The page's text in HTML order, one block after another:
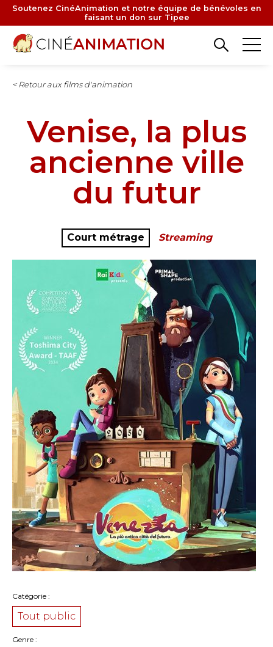
Aller
contenu
principal
Soutenez CinéAnimation et notre équipe de bénévoles en
faisant un don sur Tipee
< Retour aux films d'animation
Venise, la plus
ancienne ville
du futur
Court métrage Streaming
Catégorie
Tout public
Genre